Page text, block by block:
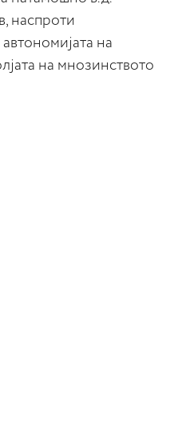
наспроти
на
на мнозинството